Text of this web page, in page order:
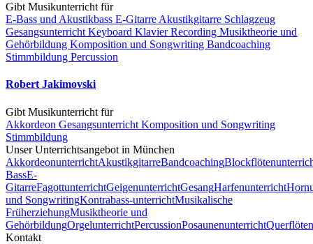
Gibt Musikunterricht für
E-Bass und Akustikbass E-Gitarre Akustikgitarre Schlagzeug
Gesangsunterricht Keyboard KlavierRecording Musiktheorie und
Gehörbildung Komposition und Songwriting Bandcoaching
Stimmbildung Percussion
Robert Jakimovski
Gibt Musikunterricht für
Akkordeon Gesangsunterricht Komposition und Songwriting
Stimmbildung
Unser Unterrichts­angebot in München
AkkordeonunterrichtAkustikgitarreBandcoaching
BassE-
GitarreFagottunterrichtGeigenunterrichtGesangHarfenunterricht
und SongwritingKontrabass-unterrichtMusikalische
FrüherziehungMusiktheorie und
GehörbildungOrgelunterrichtPercussionPosaunenunterricht
Kontakt